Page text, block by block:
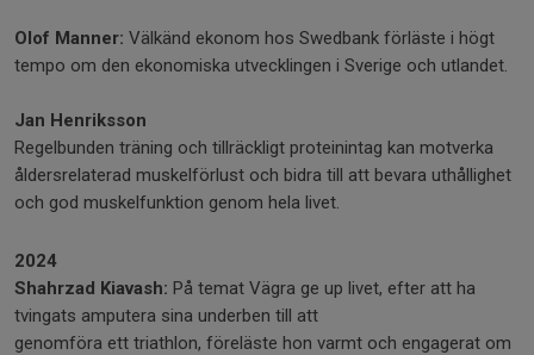
Olof Manner: Välkänd ekonom hos Swedbank förläste i högt
tempo om den ekonomiska utvecklingen i Sverige och utlandet.
Jan Henriksson
Regelbunden träning och tillräckligt proteinintag kan motverka
åldersrelaterad muskelförlust och bidra till att bevara uthållighet
och god muskelfunktion genom hela livet.
2024
Shahrzad Kiavash: På temat Vägra ge up livet, efter att ha
tvingats amputera sina underben till att
genomföra ett triathlon, föreläste hon varmt och engagerat om